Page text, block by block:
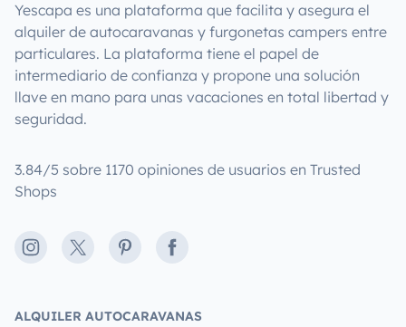
Yescapa es una plataforma que facilita y asegura el
alquiler de autocaravanas y furgonetas campers entre
particulares. La plataforma tiene el papel de
intermediario de confianza y propone una solución
llave en mano para unas vacaciones en total libertad y
seguridad.
3.84/5 sobre 1170 opiniones de usuarios en Trusted
Shops
Instagram
X PinterestFacebook
ALQUILER AUTOCARAVANAS